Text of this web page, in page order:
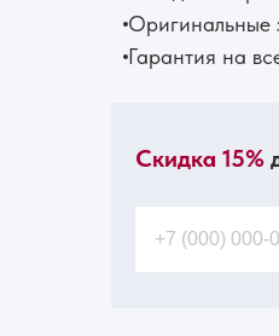
Оригинальные
Гарантия на
Скидка 15%